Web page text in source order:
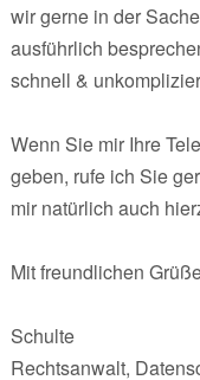
wir gerne in der
ausführlich
schnell &
Wenn Sie mir Ihre
geben, rufe ich Sie
mir natürlich auch
Mit freundlichen
Schulte
Rechtsanwalt,